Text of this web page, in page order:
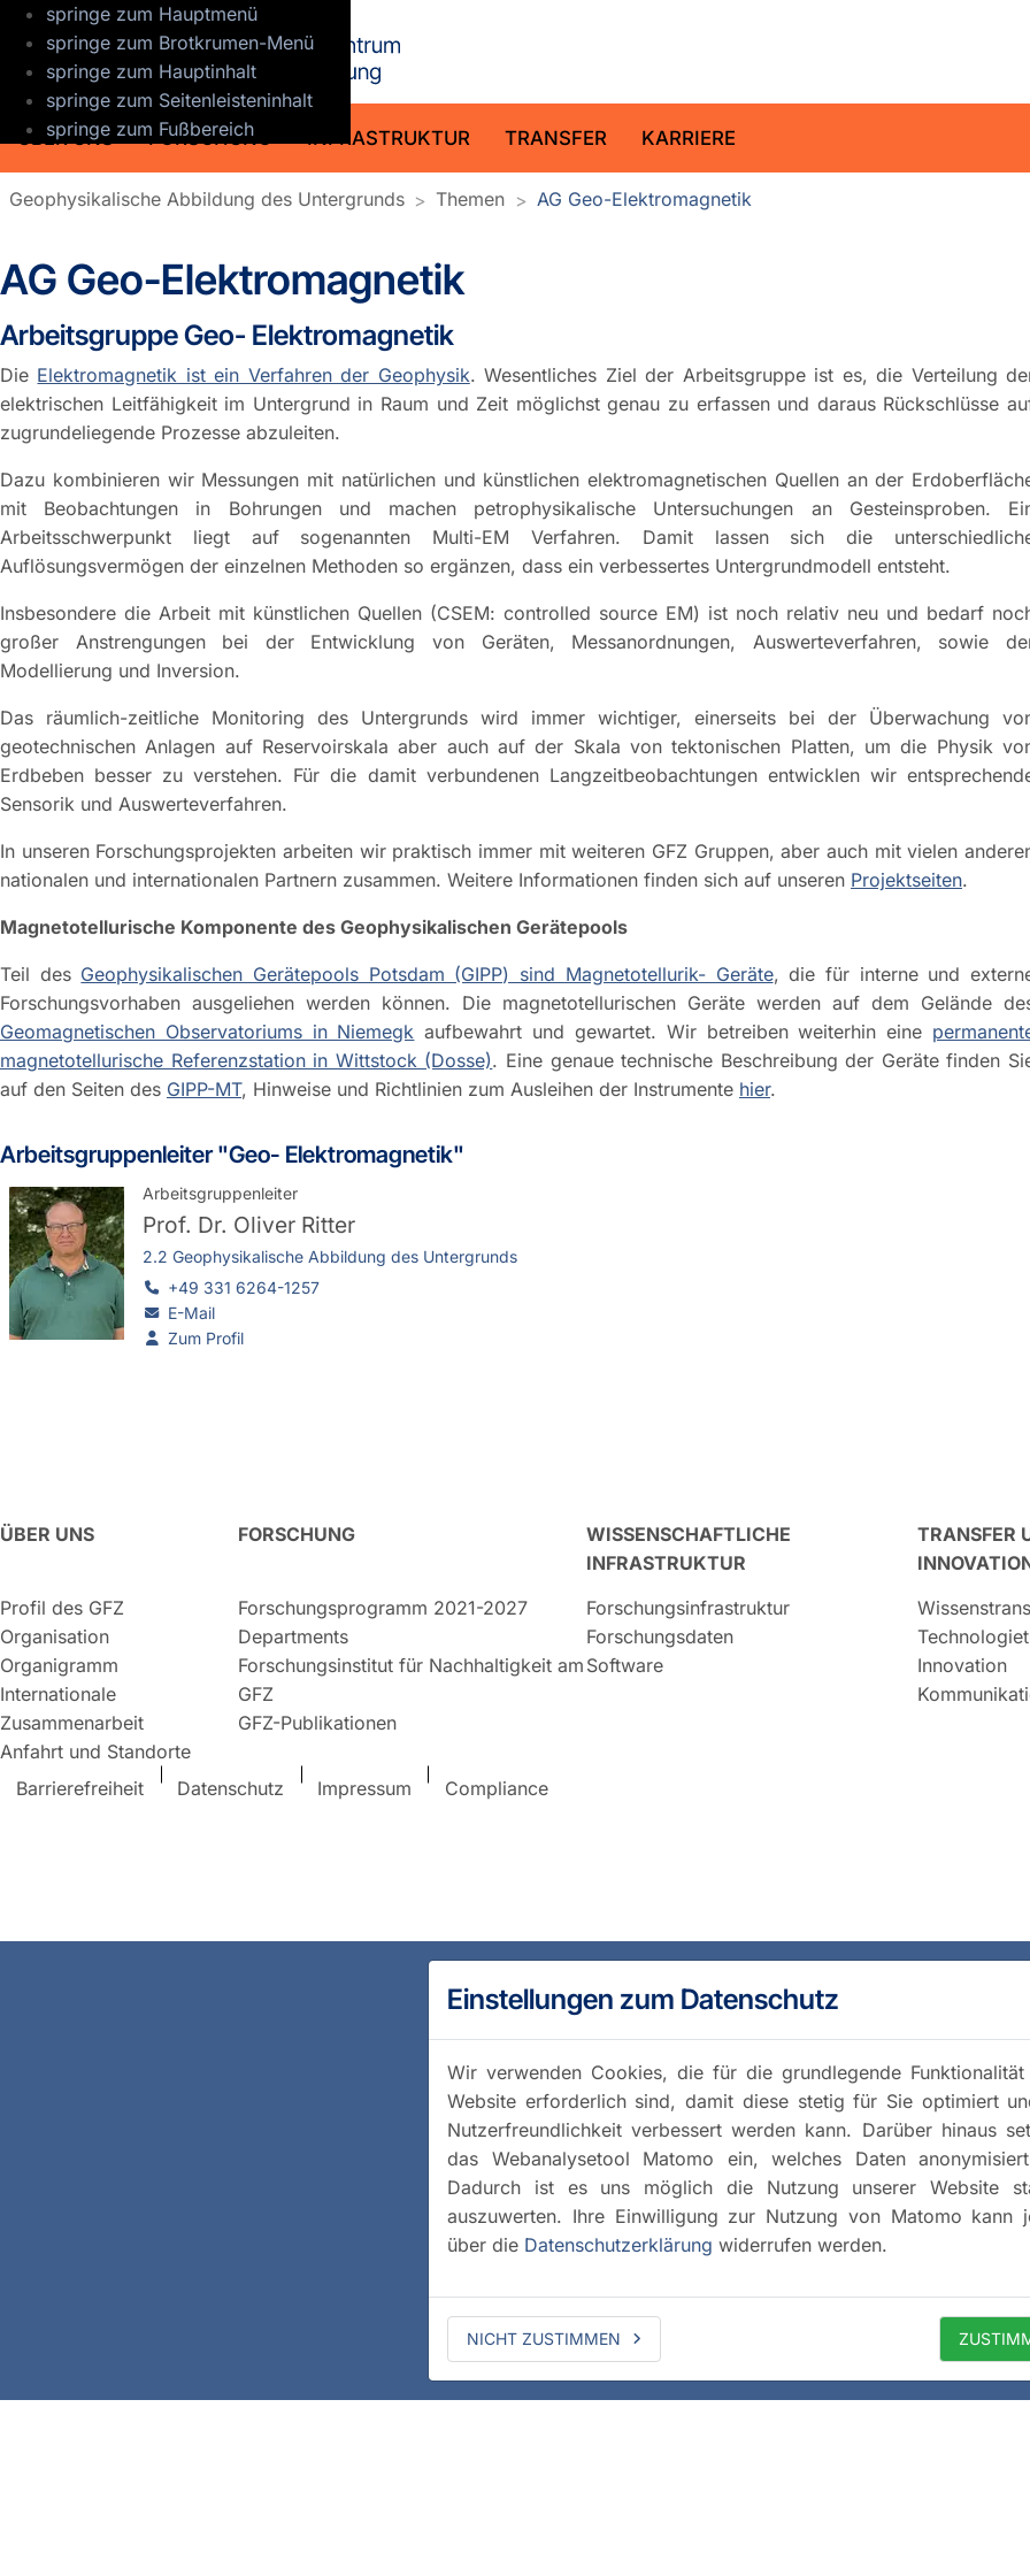
springe zum Hauptmenü
springe zum Brotkrumen-Menü
springe zum Hauptinhalt
springe zum Seitenleisteninhalt
springe zum Fußbereich
ÜBER UNS FORSCHUNG INFRASTRUKTUR TRANSFER KARRIERE
Geophysikalische Abbildung des Untergrunds Themen AG Geo-Elektromagnetik
AG Geo-Elektromagnetik
Arbeitsgruppe Geo- Elektromagnetik
Die Elektromagnetik ist ein Verfahren der Geophysik. Wesentliches Ziel der Arbeitsgruppe ist es, die Verteilung
elektrischen Leitfähigkeit im Untergrund in Raum und Zeit möglichst genau zu erfassen und daraus Rückschlüsse
zugrundeliegende Prozesse abzuleiten.
Dazu kombinieren wir Messungen mit natürlichen und künstlichen elektromagnetischen Quellen an der
mit Beobachtungen in Bohrungen und machen petrophysikalische Untersuchungen an Gesteinsproben.
Arbeitsschwerpunkt liegt auf sogenannten Multi-EM Verfahren. Damit lassen sich die
Auflösungsvermögen der einzelnen Methoden so ergänzen, dass ein verbessertes Untergrundmodell entsteht.
Insbesondere die Arbeit mit künstlichen Quellen (CSEM: controlled source EM) ist noch relativ neu und bedarf
großer Anstrengungen bei der Entwicklung von Geräten, Messanordnungen, Auswerteverfahren, sowie
Modellierung und Inversion.
Das räumlich-zeitliche Monitoring des Untergrunds wird immer wichtiger, einerseits bei der Überwachung
geotechnischen Anlagen auf Reservoirskala aber auch auf der Skala von tektonischen Platten, um die Physik
Erdbeben besser zu verstehen. Für die damit verbundenen Langzeitbeobachtungen entwicklen wir
Sensorik und Auswerteverfahren.
In unseren Forschungsprojekten arbeiten wir praktisch immer mit weiteren GFZ Gruppen, aber auch mit vielen
nationalen und internationalen Partnern zusammen. Weitere Informationen finden sich auf unseren Projektseiten.
Magnetotellurische Komponente des Geophysikalischen Gerätepools
Teil des Geophysikalischen Gerätepools Potsdam (GIPP) sind Magnetotellurik- Geräte, die für interne und
Forschungsvorhaben ausgeliehen werden können. Die magnetotellurischen Geräte werden auf dem Gelände
Geomagnetischen Observatoriums in Niemegk aufbewahrt und gewartet. Wir betreiben weiterhin eine
magnetotellurische Referenzstation in Wittstock (Dosse). Eine genaue technische Beschreibung der Geräte finden
auf den Seiten des GIPP-MT, Hinweise und Richtlinien zum Ausleihen der Instrumente hier.
Arbeitsgruppenleiter "Geo- Elektromagnetik"
Arbeitsgruppenleiter
Prof. Dr. Oliver Ritter
2.2 Geophysikalische Abbildung des Untergrunds
+49 331 6264-1257
E-Mail
Zum Profil
ÜBER UNS
Profil des GFZ
Organisation
Organigramm
Internationale
Zusammenarbeit
Anfahrt und Standorte
FORSCHUNG
Forschungsprogramm 2021-2027
Departments
Forschungsinstitut für Nachhaltigkeit am
GFZ
GFZ-Publikationen
WISSENSCHAFTLICHE
INFRASTRUKTUR
Forschungsinfrastruktur
Forschungsdaten
Software
TRANSFER
Innovation
Barrierefreiheit Datenschutz Impressum Compliance
Einstellungen zum Datenschutz
Wir verwenden Cookies, die für die grundlegende Funktionalität
Website erforderlich sind, damit diese stetig für Sie optimiert
Nutzerfreundlichkeit verbessert werden kann. Darüber hinaus
das Webanalysetool Matomo ein, welches Daten
Dadurch ist es uns möglich die Nutzung unserer Website
auszuwerten. Ihre Einwilligung zur Nutzung von Matomo kann
über die Datenschutzerklärung widerrufen werden.
NICHT ZUSTIMMEN